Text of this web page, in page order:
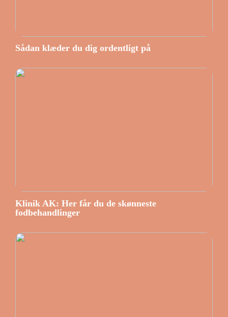
Sådan klæder du dig ordentligt på
Klinik AK: Her får du de skønneste
fodbehandlinger